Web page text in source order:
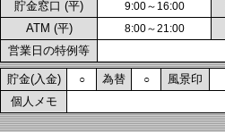
貯金窓口 (平) 9:00～16:00
ATM (平) 8:00～21:00
営業日の特例等
貯金(入金) ○ 為替 ○ 風景印
個人メモ